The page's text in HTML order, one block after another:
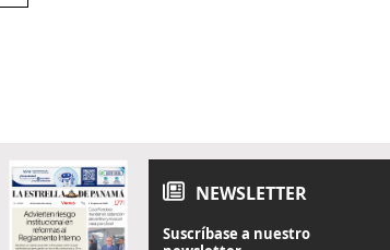
NEWSLETTER
Suscríbase a nuestro